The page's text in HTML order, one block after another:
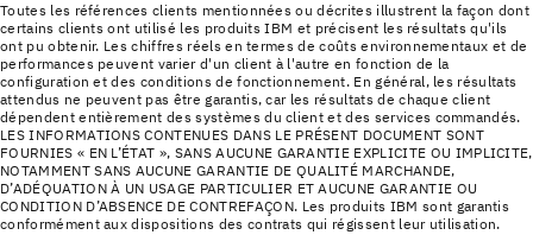
Toutes les références clients mentionnées ou décrites illustrent la façon dont
certains clients ont utilisé les produits IBM et précisent les résultats qu'ils
ont pu obtenir. Les chiffres réels en termes de coûts environnementaux et de
performances peuvent varier d'un client à l'autre en fonction de la
configuration et des conditions de fonctionnement. En général, les résultats
attendus ne peuvent pas être garantis, car les résultats de chaque client
dépendent entièrement des systèmes du client et des services commandés.
LES INFORMATIONS CONTENUES DANS LE PRÉSENT DOCUMENT SONT
FOURNIES « EN L’ÉTAT », SANS AUCUNE GARANTIE EXPLICITE OU IMPLICITE,
NOTAMMENT SANS AUCUNE GARANTIE DE QUALITÉ MARCHANDE,
D’ADÉQUATION À UN USAGE PARTICULIER ET AUCUNE GARANTIE OU
CONDITION D’ABSENCE DE CONTREFAÇON. Les produits IBM sont garantis
conformément aux dispositions des contrats qui régissent leur utilisation.